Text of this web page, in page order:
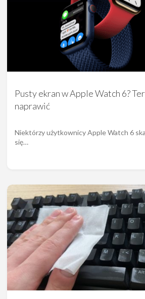
Pusty ekran w Apple Watch 6?
naprawić
Niektórzy użytkownicy Apple Watch 6
się…